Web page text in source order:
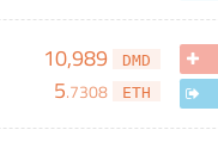
10,989 DMD
5.7308 ETH